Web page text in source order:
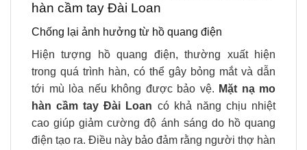
hàn cầm tay Đài Loan
Chống lại ảnh hưởng từ hồ quang điện
Hiện tượng hồ quang điện, thường xuất hiện
trong quá trình hàn, có thể gây bỏng mắt và dẫn
tới mù lòa nếu không được bảo vệ. Mặt nạ mo
hàn cầm tay Đài Loan có khả năng chịu nhiệt
cao giúp giảm cường độ ánh sáng do hồ quang
điện tạo ra. Điều này bảo đảm rằng người thợ hàn